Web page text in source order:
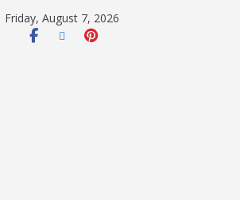
Friday, August 7, 2026